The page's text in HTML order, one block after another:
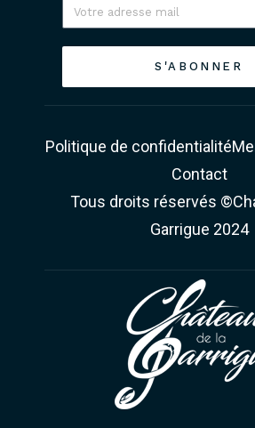
S'ABONNER
Politique de confidentialité
Contact
Tous droits réservés
Garrigue 2024